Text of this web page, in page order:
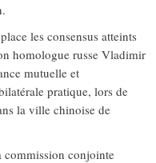
les consensus atteints
homologue russe Vladimir
mutuelle et
pratique, lors de
la ville chinoise de
commission conjointe